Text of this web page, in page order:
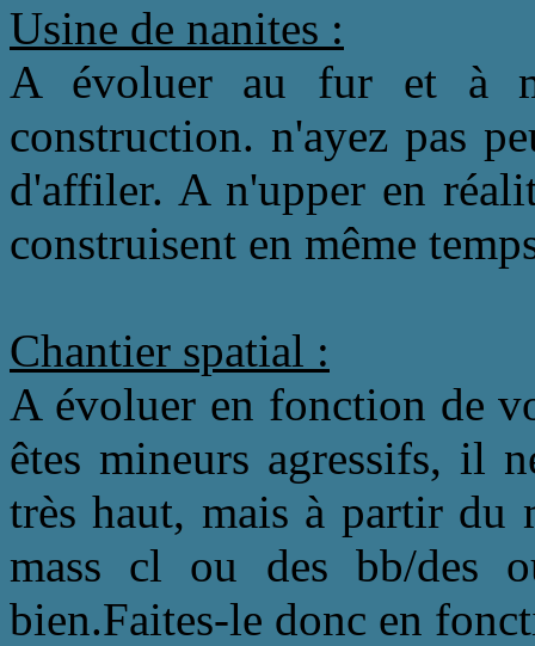
Usine de nanites :
A évoluer au fur et à
construction. n'ayez pas
d'affiler. A n'upper en
construisent en même
Chantier spatial :
A évoluer en fonction de
êtes mineurs agressifs, il
très haut, mais à partir du
mass cl ou des bb/des
bien.Faites-le donc en